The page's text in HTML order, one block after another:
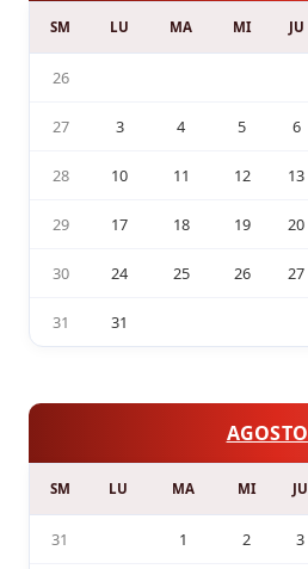
SM LU MA MI JU
26
27 3 4 5 6
28 10 11 12 13
29 17 18 19 20
30 24 25 26 27
31 31
AGOSTO
SM LU MA MI JU
31 1 2 3